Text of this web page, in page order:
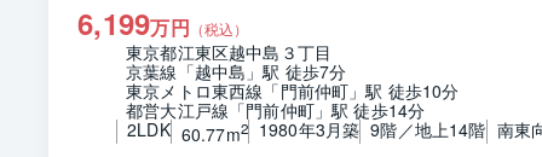
6,199万円 （税込）
東京都江東区越中島３丁目
京葉線「越中島」駅 徒歩7分
東京メトロ東西線「門前仲町」駅 徒歩10分
都営大江戸線「門前仲町」駅 徒歩14分
2LDK 60.77m2 1980年3月築 9階／地上14階 南東